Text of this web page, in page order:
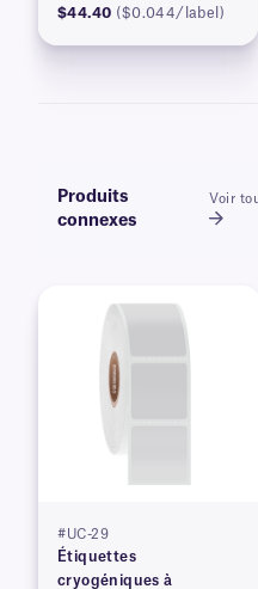
$44.40 ($0.044/label)
Produits
connexes
Voir
#UC-29
Étiquettes
cryogéniques à